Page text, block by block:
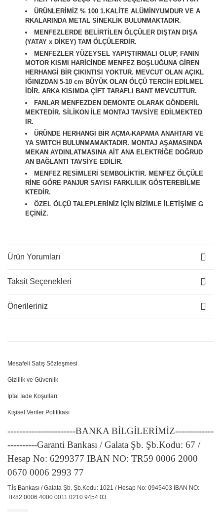
ÜRÜNLERİMİZ % 100 1.KALİTE ALÜMİNYUMDUR VE A
RKALARINDA METAL SİNEKLİK BULUNMAKTADIR.
MENFEZLERDE BELİRTİLEN ÖLÇÜLER DIŞTAN DIŞA
(YATAY x DİKEY) TAM ÖLÇÜLERDİR.
MENFEZLER YÜZEYSEL YAPIŞTIRMALI OLUP, FANIN
MOTOR KISMI HARİCİNDE MENFEZ BOŞLUĞUNA GİREN
HERHANGİ BİR ÇIKINTISI YOKTUR. MEVCUT OLAN AÇIKL
IĞINIZDAN 5-10 cm BÜYÜK OLAN ÖLÇÜ TERCİH EDİLMEL
İDİR. ARKA KISIMDA ÇİFT TARAFLI BANT MEVCUTTUR.
FANLAR MENFEZDEN DEMONTE OLARAK GÖNDERİL
MEKTEDİR. SİLİKON İLE MONTAJ TAVSİYE EDİLMEKTED
İR.
ÜRÜNDE HERHANGİ BİR AÇMA-KAPAMA ANAHTARI VE
YA SWITCH BULUNMAMAKTADIR. MONTAJ AŞAMASINDA
MEKAN AYDINLATMASINA AİT ANA ELEKTRİĞE DOĞRUD
AN BAĞLANTI TAVSİYE EDİLİR.
M ENFEZ RESİMLERİ SEMBOLİKTİR. MENFEZ ÖLÇÜLE
RİNE GÖRE PANJUR SAYISI FARKLILIK GÖSTEREBİLME
KTEDİR.
ÖZEL ÖLÇÜ TALEPLERİNİZ İÇİN BİZİMLE İLETİŞİME G
EÇİNİZ.
Ürün Yorumları
Taksit Seçenekleri
Önerileriniz
Mesafeli Satış Sözleşmesi
Gizlilik ve Güvenlik
İptal İade Koşulları
Kişisel Veriler Politikası
-----------------------BANKA BİLGİLERİMİZ-------------
----------Garanti Bankası / Galata Şb. Şb.Kodu: 67 /
Hesap No: 6299377 IBAN NO: TR59 0006 2000
0670 0006 2993 77
T.İş Bankası / Galata Şb. Şb.Kodu: 1021 / Hesap No: 0945403 IBAN NO:
TR82 0006 4000 0011 0210 9454 03